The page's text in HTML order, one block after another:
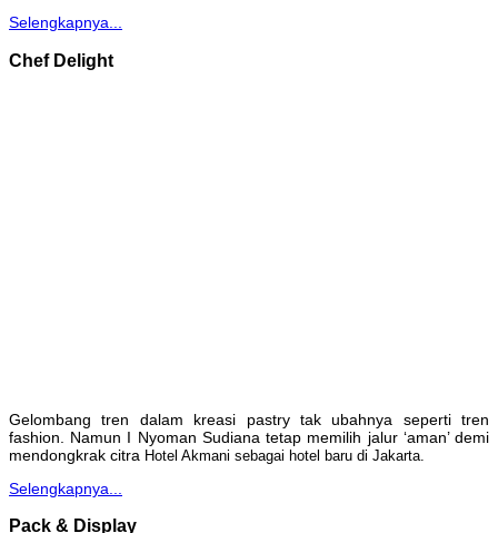
Selengkapnya...
Chef Delight
Gelombang tren dalam kreasi pastry tak ubahnya seperti tren
fashion. Namun I Nyoman Sudiana tetap memilih jalur ‘aman’ demi
mendongkrak citra Hotel Akmani sebagai hotel baru di Jakarta.
Selengkapnya...
Pack & Display